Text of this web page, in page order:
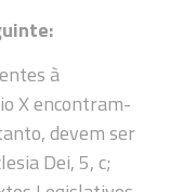
à
X encontram-
devem ser
Dei, 5, c;